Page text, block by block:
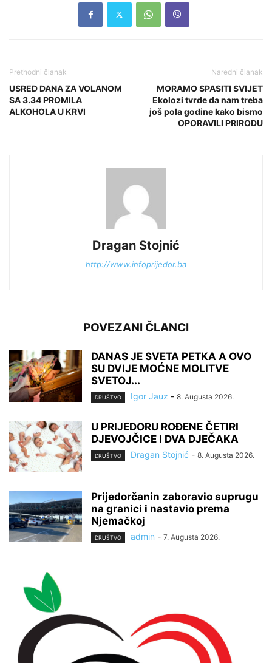
Prethodni članak
USRED DANA ZA VOLANOM
SA 3.34 PROMILA
ALKOHOLA U KRVI
Naredni članak
MORAMO SPASITI SVIJET
Ekolozi tvrde da nam treba
još pola godine kako bismo
OPORAVILI PRIRODU
Dragan Stojnić
http://www.infoprijedor.ba
POVEZANI ČLANCI
DANAS JE SVETA PETKA A OVO
SU DVIJE MOĆNE MOLITVE
SVETOJ...
DRUŠTVO Igor Jauz - 8. Augusta 2026.
U PRIJEDORU ROĐENE ČETIRI
DJEVOJČICE I DVA DJEČAKA
DRUŠTVO Dragan Stojnić - 8. Augusta 2026.
Prijedorčanin zaboravio suprugu
na granici i nastavio prema
Njemačkoj
DRUŠTVO admin - 7. Augusta 2026.